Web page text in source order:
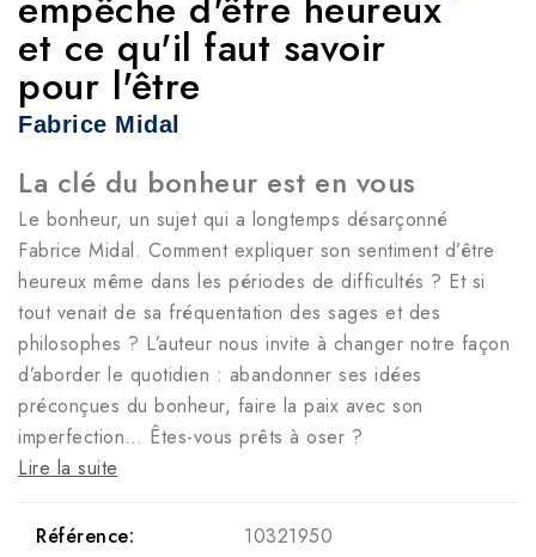
et ce qu'il faut savoir
pour l'être
Fabrice Midal
La clé du bonheur est en vous
Le bonheur, un sujet qui a longtemps désarçonné
Fabrice Midal. Comment expliquer son sentiment d’être
heureux même dans les périodes de difficultés ? Et si
tout venait de sa fréquentation des sages et des
philosophes ? L’auteur nous invite à changer notre façon
d’aborder le quotidien : abandonner ses idées
préconçues du bonheur, faire la paix avec son
imperfection… Êtes-vous prêts à oser ?
Lire la suite
Référence: 10321950